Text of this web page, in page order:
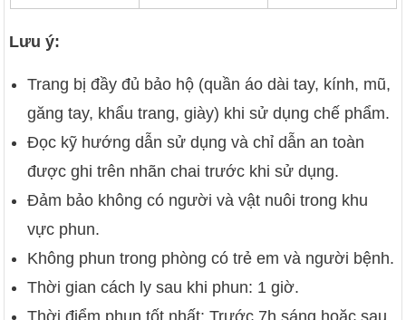
Lưu ý:
Trang bị đầy đủ bảo hộ (quần áo dài tay, kính, mũ,
găng tay, khẩu trang, giày) khi sử dụng chế phẩm.
Đọc kỹ hướng dẫn sử dụng và chỉ dẫn an toàn
được ghi trên nhãn chai trước khi sử dụng.
Đảm bảo không có người và vật nuôi trong khu
vực phun.
Không phun trong phòng có trẻ em và người bệnh.
Thời gian cách ly sau khi phun: 1 giờ.
Thời điểm phun tốt nhất: Trước 7h sáng hoặc sau